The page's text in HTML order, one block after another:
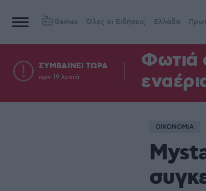
Games Όλες οι Ειδήσεις Ελλάδα
ΣΥΜΒΑΙΝΕΙ ΤΩΡΑ
πριν 19 λεπτά
Φωτιά
ΟΙΚΟΝΟΜΙΑ